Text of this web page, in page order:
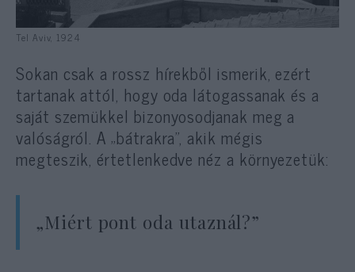
Tel Aviv, 1924
Sokan csak a rossz hírekből ismerik, ezért
tartanak attól, hogy oda látogassanak és a
saját szemükkel bizonyosodjanak meg a
valóságról. A „bátrakra”, akik mégis
megteszik, értetlenkedve néz a környezetük:
„Miért pont oda utaznál?”